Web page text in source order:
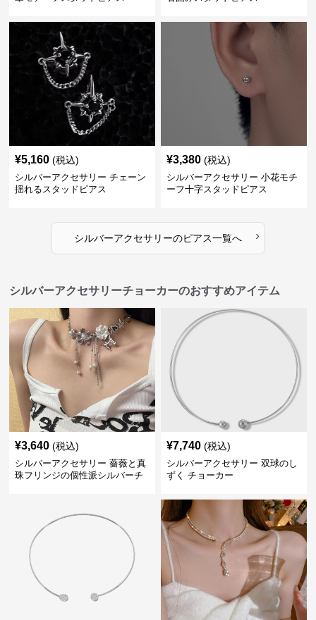
¥5,160 (税込)
シルバーアクセサリー チェーン
揺れるスタッドピアス
¥3,380 (税込)
シルバーアクセサリー 小花モチ
ーフ十字スタッドピアス
シルバーアクセサリーのピアス一覧へ ›
シルバーアクセサリーチョーカーのおすすめアイテム
¥3,640 (税込)
シルバーアクセサリー 薔薇と真
珠フリンジの個性派シルバーチ
¥7,740 (税込)
シルバーアクセサリー 双球のし
ずく チョーカー